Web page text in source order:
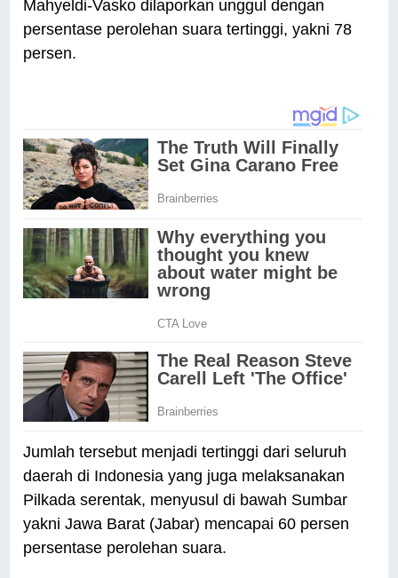
Mahyeldi-Vasko dilaporkan unggul dengan
persentase perolehan suara tertinggi, yakni 78
persen.
Jumlah tersebut menjadi tertinggi dari seluruh
daerah di Indonesia yang juga melaksanakan
Pilkada serentak, menyusul di bawah Sumbar
yakni Jawa Barat (Jabar) mencapai 60 persen
persentase perolehan suara.